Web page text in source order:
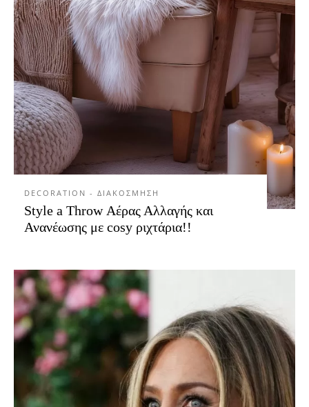
DECORATION - ΔΙΑΚΟΣΜΗΣΗ
Style a Throw Αέρας Αλλαγής και
Ανανέωσης με cosy ριχτάρια!!